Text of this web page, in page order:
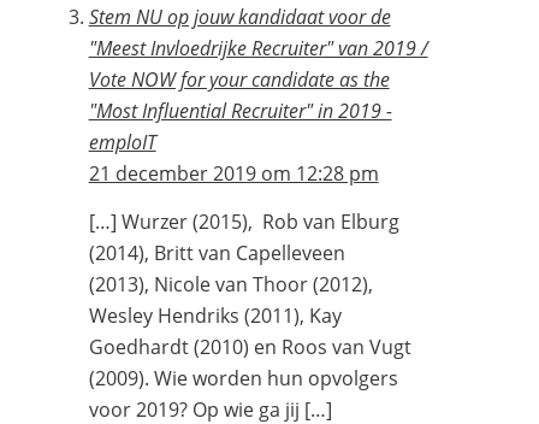
Stem NU op jouw kandidaat voor de
"Meest Invloedrijke Recruiter" van 2019 /
Vote NOW for your candidate as the
"Most Influential Recruiter" in 2019 -
emploIT
21 december 2019 om 12:28 pm
[…] Wurzer (2015), Rob van Elburg
(2014), Britt van Capelleveen
(2013), Nicole van Thoor (2012),
Wesley Hendriks (2011), Kay
Goedhardt (2010) en Roos van Vugt
(2009). Wie worden hun opvolgers
voor 2019? Op wie ga jij […]